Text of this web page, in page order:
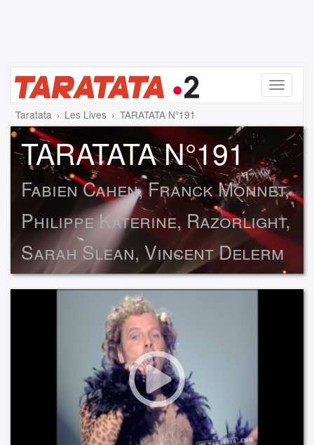
Menu
Taratata Les Lives TARATATA N°191
TARATATA N°191
Fabien Cahen, Franck Monnet,
Philippe Katerine, Razorlight,
Sarah Slean, Vincent Delerm